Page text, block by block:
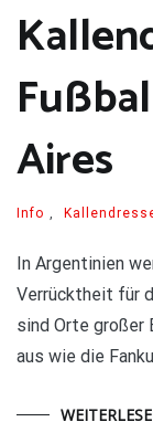
Aires
Info ,
In Argentinien
Verrücktheit für
sind Orte
aus wie die